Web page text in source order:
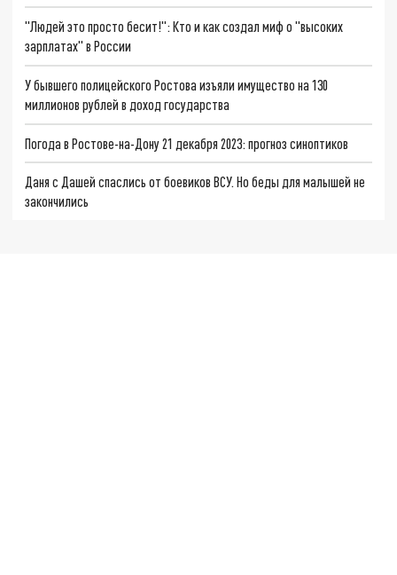
"Людей это просто бесит!": Кто и как создал миф о "высоких
зарплатах" в России
У бывшего полицейского Ростова изъяли имущество на 130
миллионов рублей в доход государства
Погода в Ростове-на-Дону 21 декабря 2023: прогноз синоптиков
Даня с Дашей спаслись от боевиков ВСУ. Но беды для малышей не
закончились